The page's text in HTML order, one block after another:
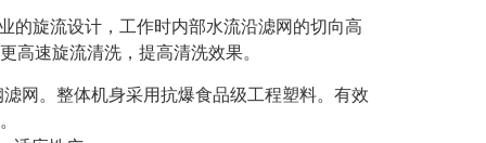
的旋流设计，工作时内部水流沿滤网的切向高
高速旋流清洗，提高清洗效果。
网。整体机身采用抗爆食品级工程塑料。有效